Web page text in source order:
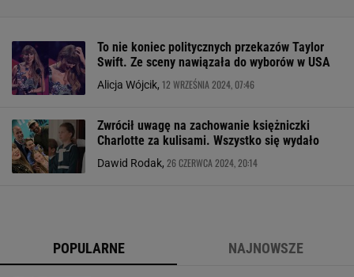
To nie koniec politycznych przekazów Taylor
Swift. Ze sceny nawiązała do wyborów w USA
Alicja Wójcik, 12 WRZEŚNIA 2024, 07:46
Zwrócił uwagę na zachowanie księżniczki
Charlotte za kulisami. Wszystko się wydało
Dawid Rodak, 26 CZERWCA 2024, 20:14
POPULARNE NAJNOWSZE